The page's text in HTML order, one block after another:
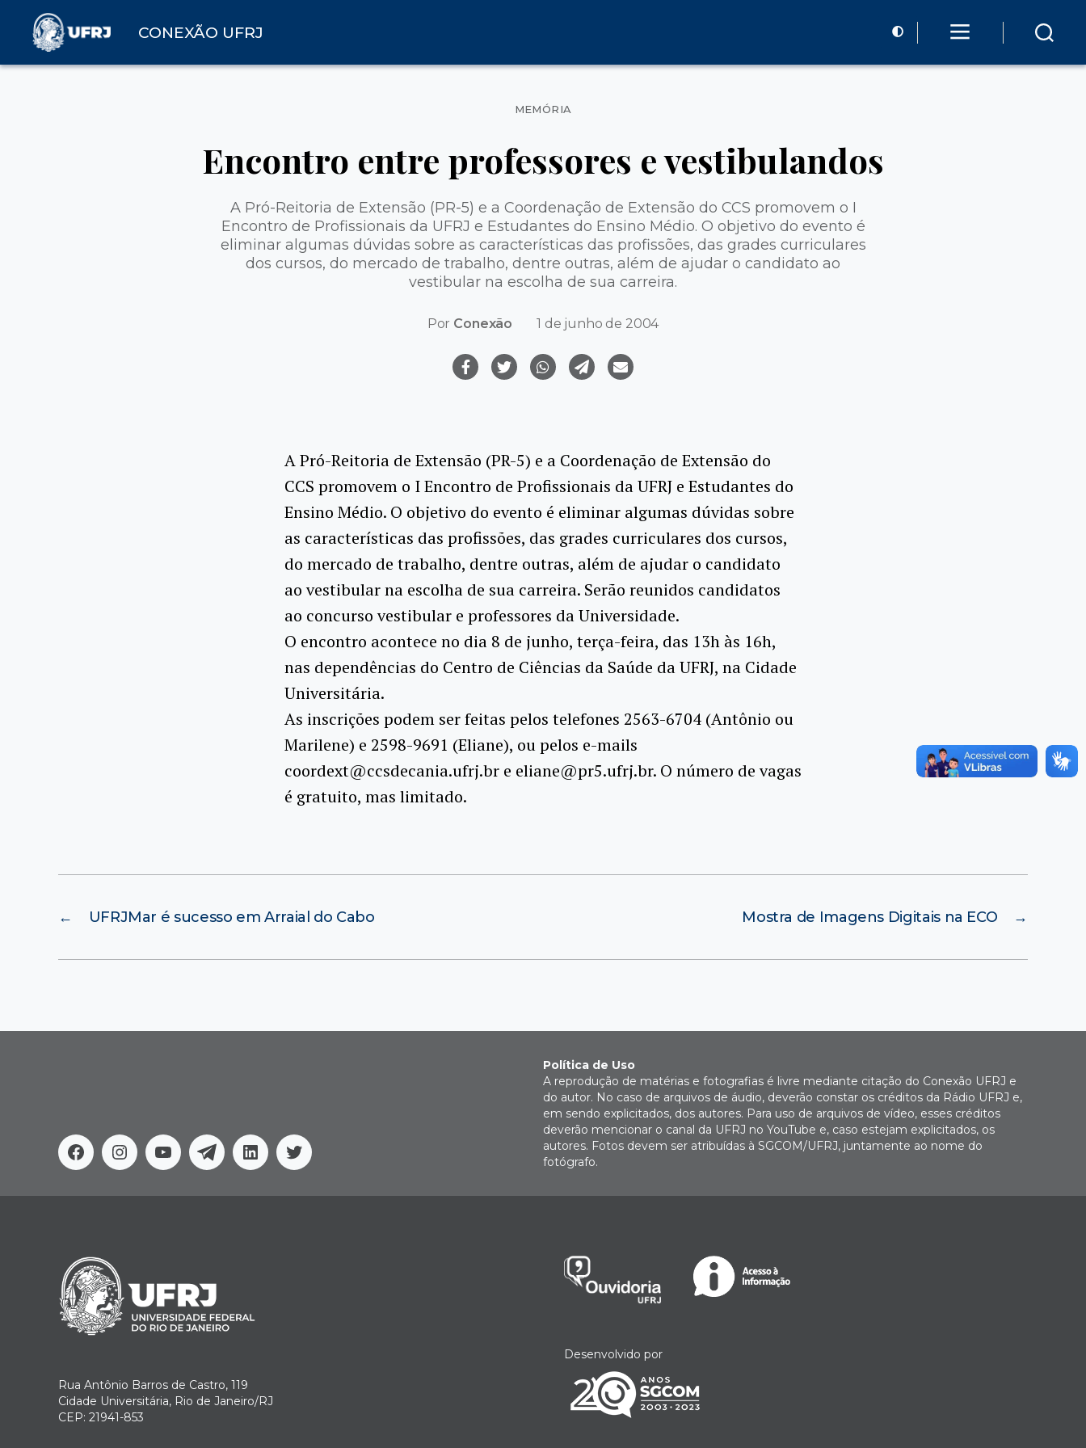
CONEXÃO UFRJ
Categorias
MEMÓRIA
Encontro entre professores e vestibulandos
A Pró-Reitoria de Extensão (PR-5) e a Coordenação de Extensão do CCS promovem o I
Encontro de Profissionais da UFRJ e Estudantes do Ensino Médio. O objetivo do evento é
eliminar algumas dúvidas sobre as características das profissões, das grades curriculares
dos cursos, do mercado de trabalho, dentre outras, além de ajudar o candidato ao
vestibular na escolha de sua carreira.
Por Conexão 1 de junho de 2004
A Pró-Reitoria de Extensão (PR-5) e a Coordenação de Extensão do
CCS promovem o I Encontro de Profissionais da UFRJ e Estudantes do
Ensino Médio. O objetivo do evento é eliminar algumas dúvidas sobre
as características das profissões, das grades curriculares dos cursos,
do mercado de trabalho, dentre outras, além de ajudar o candidato
ao vestibular na escolha de sua carreira. Serão reunidos candidatos
ao concurso vestibular e professores da Universidade.
O encontro acontece no dia 8 de junho, terça-feira, das 13h às 16h,
nas dependências do Centro de Ciências da Saúde da UFRJ, na Cidade
Universitária.
As inscrições podem ser feitas pelos telefones 2563-6704 (Antônio ou
Marilene) e 2598-9691 (Eliane), ou pelos e-mails
coordext@ccsdecania.ufrj.br e eliane@pr5.ufrj.br. O número de vagas
é gratuito, mas limitado.
← UFRJMar é sucesso em Arraial do Cabo →
Mostra de Imagens Digitais na ECO
FacebookInstagram
YoutubeTelegramLinkedinTwitter
Política de Uso
A reprodução de matérias e fotografias é livre mediante citação do Conexão UFRJ e
do autor. No caso de arquivos de áudio, deverão constar os créditos da Rádio UFRJ e,
em sendo explicitados, dos autores. Para uso de arquivos de vídeo, esses créditos
deverão mencionar o canal da UFRJ no YouTube e, caso estejam explicitados, os
autores. Fotos devem ser atribuídas à SGCOM/UFRJ, juntamente ao nome do
fotógrafo.
Rua Antônio Barros de Castro, 119
Cidade Universitária, Rio de Janeiro/RJ
CEP: 21941-853
Desenvolvido por